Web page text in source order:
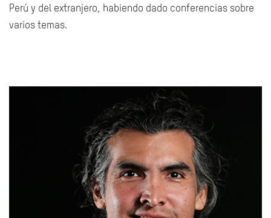
Perú y del extranjero, habiendo dado conferencias sobre
varios temas.